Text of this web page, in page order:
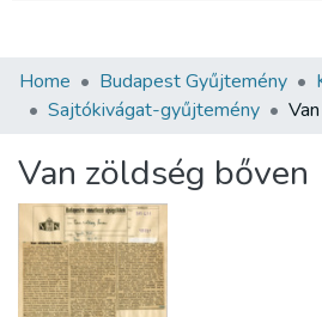
Communities & Collections
Statistics
About us
Home Budapest Gyűjtemény
Sajtókivágat-gyűjtemény
Van zöldség bőven